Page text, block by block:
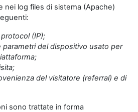
nei log files di sistema (Apache)
(IP);
parametri del dispositivo usato per
del visitatore (referral) e di
sono trattate in forma